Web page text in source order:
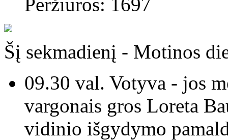
Šį sekmadienį - Motinos
09.30 val. Votyva - jos
vargonais gros Loreta
vidinio išgydymo